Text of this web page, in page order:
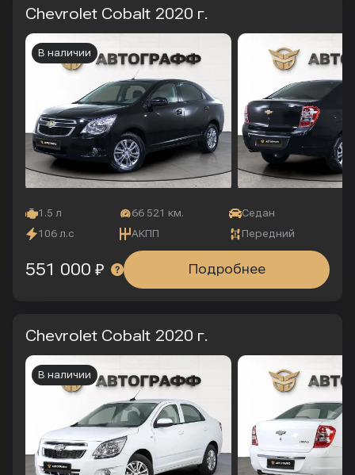
Chevrolet Cobalt 2020 г.
1.5 л 66 521 км.
Седан
106 л.с
АКПП Передний
В наличии
Подробнее
551 000 ₽
Chevrolet Cobalt 2020 г.
В наличии